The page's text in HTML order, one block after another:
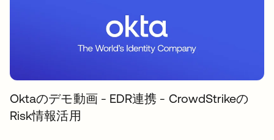
Oktaのデモ動画 - EDR連携 - CrowdStrikeの
Risk情報活用